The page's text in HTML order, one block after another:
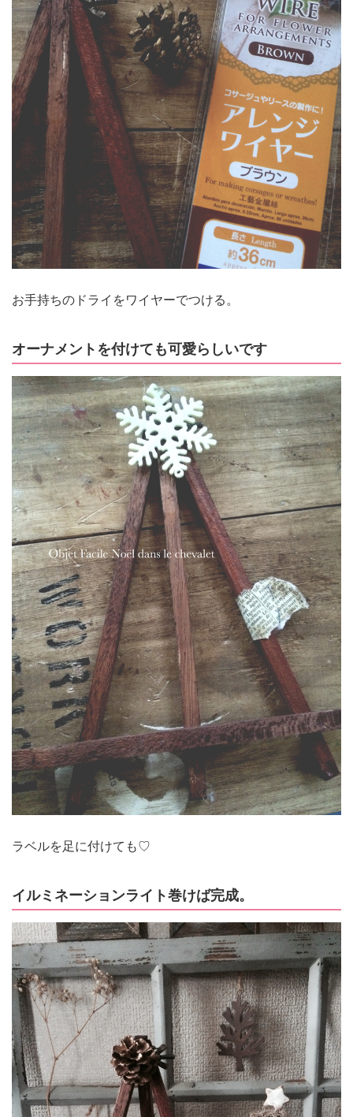
お手持ちのドライをワイヤーでつける。
オーナメントを付けても可愛らしいです
ラベルを足に付けても♡
イルミネーションライト巻けば完成。